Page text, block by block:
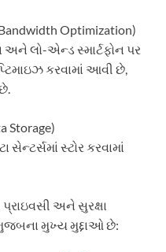
Optimization)
લો-એન્ડ સ્માર્ટફોન પર
કરવામાં આવી છે,
Storage)
સેન્ટર્સમાં સ્ટોર કરવામાં
અને સુરક્ષા
મુખ્ય મુદ્દાઓ છે: